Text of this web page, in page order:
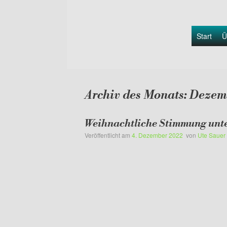
Start
Archiv des Monats:
Weihnachtliche Stimmung
Veröffentlicht am 4. Dezember 2022 von Ute Sauer